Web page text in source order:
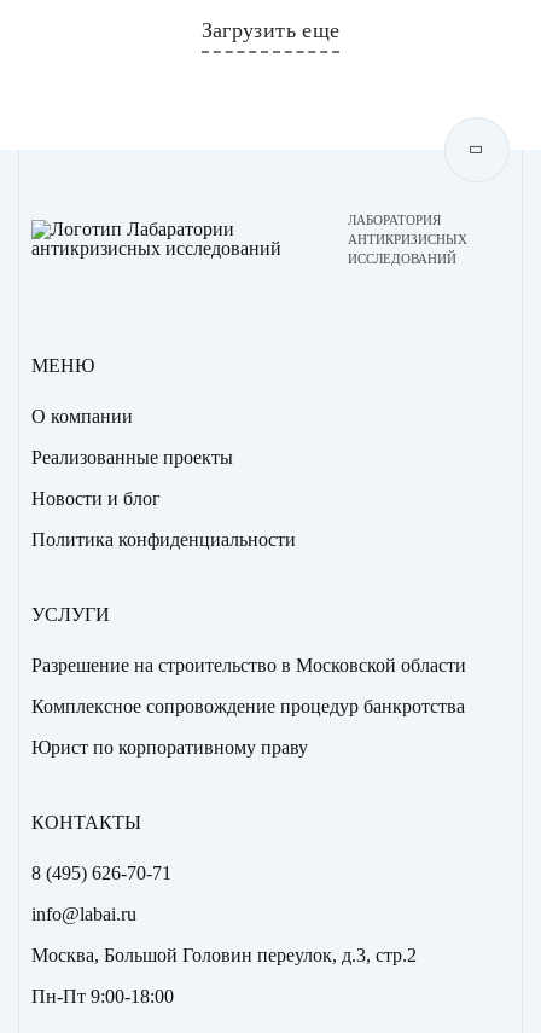
Загрузить еще
ЛАБОРАТОРИЯ
АНТИКРИЗИСНЫХ
ИССЛЕДОВАНИЙ
МЕНЮ
О компании
Реализованные проекты
Новости и блог
Политика конфиденциальности
УСЛУГИ
Разрешение на строительство в Московской области
Комплексное сопровождение процедур банкротства
Юрист по корпоративному праву
КОНТАКТЫ
8 (495) 626-70-71
info@labai.ru
Москва, Большой Головин переулок, д.3, стр.2
Пн-Пт 9:00-18:00